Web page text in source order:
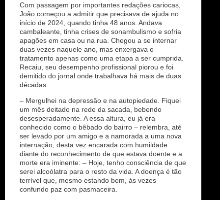
Com passagem por importantes redações cariocas,
João começou a admitir que precisava de ajuda no
início de 2024, quando tinha 48 anos. Andava
cambaleante, tinha crises de sonambulismo e sofria
apagões em casa ou na rua. Chegou a se internar
duas vezes naquele ano, mas enxergava o
tratamento apenas como uma etapa a ser cumprida.
Recaiu, seu desempenho profissional piorou e foi
demitido do jornal onde trabalhava há mais de duas
décadas.
– Mergulhei na depressão e na autopiedade. Fiquei
um mês deitado na rede da sacada, bebendo
desesperadamente. A essa altura, eu já era
conhecido como o bêbado do bairro – relembra, até
ser levado por um amigo e a namorada a uma nova
internação, desta vez encarada com humildade
diante do reconhecimento de que estava doente e a
morte era iminente: – Hoje, tenho consciência de que
serei alcoólatra para o resto da vida. A doença é tão
terrível que, mesmo estando bem, às vezes
confundo paz com pasmaceira.